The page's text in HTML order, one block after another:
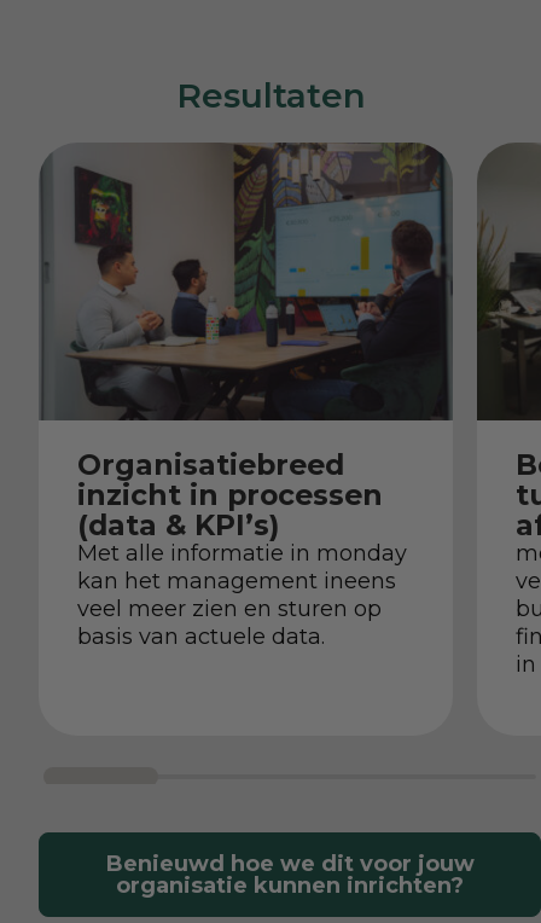
Resultaten
Organisatiebreed
inzicht in processen
(data & KPI’s)
Met alle informatie in monday
kan het management ineens
veel meer zien en sturen op
basis van actuele data.
in
Benieuwd hoe we dit voor jouw
organisatie kunnen inrichten?